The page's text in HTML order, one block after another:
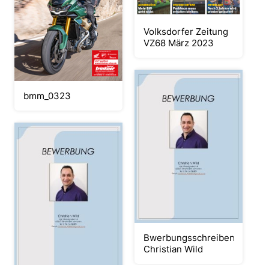
bmm_0323
Volksdorfer Zeitung
VZ68 März 2023
Bwerbungsschreiben
Christian Wild